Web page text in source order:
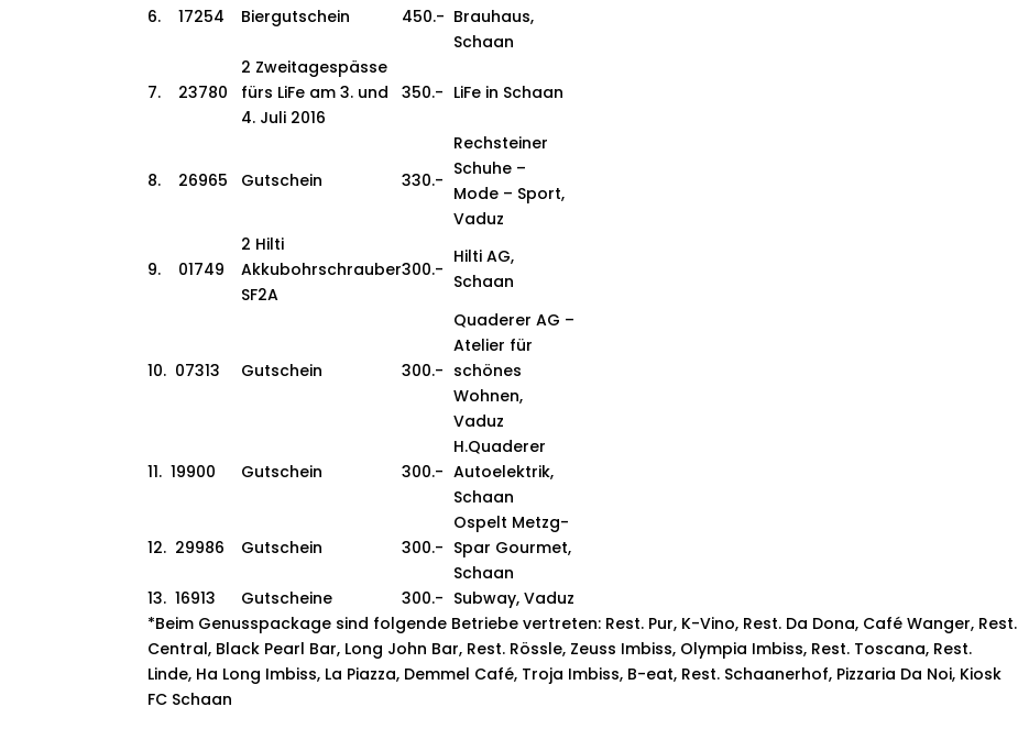
6. 17254 Biergutschein 450.- Brauhaus,
Schaan
7. 23780
2 Zweitagespässe
fürs LiFe am 3. und
4. Juli 2016
350.- LiFe in Schaan
8. 26965 Gutschein 330.-
Rechsteiner
Schuhe –
Mode – Sport,
Vaduz
9. 01749
2 Hilti
Akkubohrschrauber
SF2A
300.-
Hilti AG,
Schaan
10. 07313 Gutschein 300.-
Quaderer AG –
Atelier für
schönes
Wohnen,
Vaduz
11. 19900 Gutschein 300.-
H.Quaderer
Autoelektrik,
Schaan
12. 29986 Gutschein 300.-
Ospelt Metzg-
Spar Gourmet,
Schaan
13. 16913
Gutscheine 300.- Subway, Vaduz
*Beim Genusspackage sind folgende Betriebe vertreten: Rest. Pur, K-Vino, Rest. Da Dona, Café Wanger, Rest.
Central, Black Pearl Bar, Long John Bar, Rest. Rössle, Zeuss Imbiss, Olympia Imbiss, Rest. Toscana, Rest.
Linde, Ha Long Imbiss, La Piazza, Demmel Café, Troja Imbiss, B-eat, Rest. Schaanerhof, Pizzaria Da Noi, Kiosk
FC Schaan